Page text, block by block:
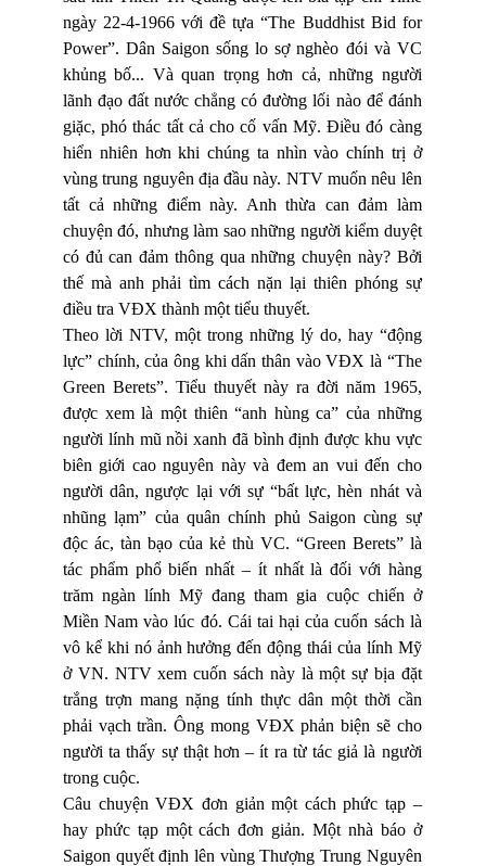
ngày 22-4-1966 với đề tựa “The Buddhist Bid for
Power”. Dân Saigon sống lo sợ nghèo đói và VC
khủng bố... Và quan trọng hơn cả, những người
lãnh đạo đất nước chẳng có đường lối nào để đánh
giặc, phó thác tất cả cho cố vấn Mỹ. Điều đó càng
hiển nhiên hơn khi chúng ta nhìn vào chính trị ở
vùng trung nguyên địa đầu này. NTV muốn nêu lên
tất cả những điểm này. Anh thừa can đảm làm
chuyện đó, nhưng làm sao những người kiểm duyệt
có đủ can đảm thông qua những chuyện này? Bởi
thế mà anh phải tìm cách nặn lại thiên phóng sự
điều tra VĐX thành một tiểu thuyết.
Theo lời NTV, một trong những lý do, hay “động
lực” chính, của ông khi dấn thân vào VĐX là “The
Green Berets”. Tiểu thuyết này ra đời năm 1965,
được xem là một thiên “anh hùng ca” của những
người lính mũ nồi xanh đã bình định được khu vực
biên giới cao nguyên này và đem an vui đến cho
người dân, ngược lại với sự “bất lực, hèn nhát và
nhũng lạm” của quân chính phủ Saigon cùng sự
độc ác, tàn bạo của kẻ thù VC. “Green Berets” là
tác phẩm phổ biến nhất – ít nhất là đối với hàng
trăm ngàn lính Mỹ đang tham gia cuộc chiến ở
Miền Nam vào lúc đó. Cái tai hại của cuốn sách là
vô kể khi nó ảnh hưởng đến động thái của lính Mỹ
ở VN. NTV xem cuốn sách này là một sự bịa đặt
trắng trợn mang nặng tính thực dân một thời cần
phải vạch trần. Ông mong VĐX phản biện sẽ cho
người ta thấy sự thật hơn – ít ra từ tác giả là người
trong cuộc.
Câu chuyện VĐX đơn giản một cách phức tạp –
hay phức tạp một cách đơn giản. Một nhà báo ở
Saigon quyết định lên vùng Thượng Trung Nguyên